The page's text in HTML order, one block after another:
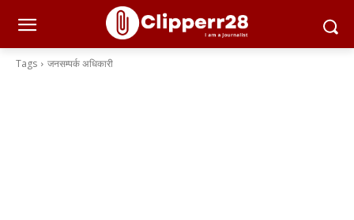
Tags जनसम्पर्क अधिकारी